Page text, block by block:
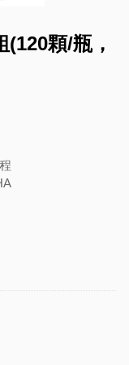
顆/瓶，